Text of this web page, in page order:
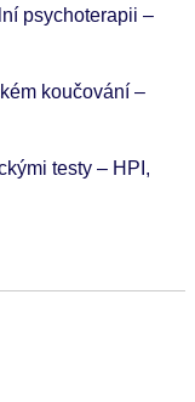
psychoterapii –
koučování –
testy – HPI,